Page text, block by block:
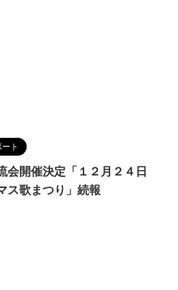
ト
会開催決定「１２月２４日
ス歌まつり」続報